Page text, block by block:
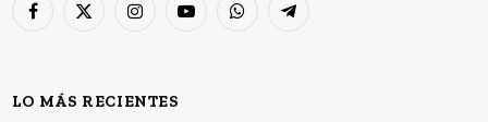
Facebook
X
InstagramYouTubeWhatsAppTelegram
LO MÁS RECIENTES